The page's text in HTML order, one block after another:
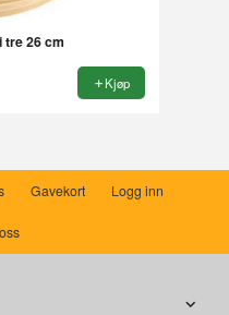
tre 26 cm
Kjøp
Gavekort Logg inn